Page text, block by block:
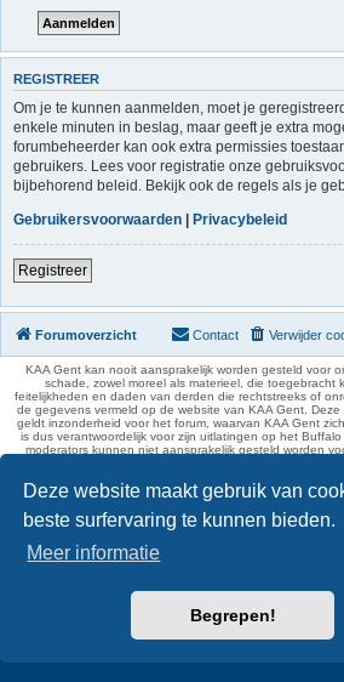
Deze website maakt gebruik van
beste surfervaring te kunnen bieden.
Meer informatie
Begrepen!
REGISTREER
Om je te kunnen aanmelden, moet je
enkele minuten in beslag, maar geeft je extra
forumbeheerder kan ook extra permissies
gebruikers. Lees voor registratie onze
bijbehorend beleid. Bekijk ook de regels als je
Gebruikersvoorwaarden | Privacybeleid
Registreer
Forumoverzicht Verwijder
Contact
KAA Gent kan nooit aansprakelijk worden gesteld voor
schade, zowel moreel als materieel, die toegebracht
feitelijkheden en daden van derden die rechtstreeks of
de gegevens vermeld op de website van KAA Gent.
geldt inzonderheid voor het forum, waarvan KAA Gent
is dus verantwoordelijk voor zijn uitlatingen op het
moderators kunnen niet aansprakelijk gesteld worden